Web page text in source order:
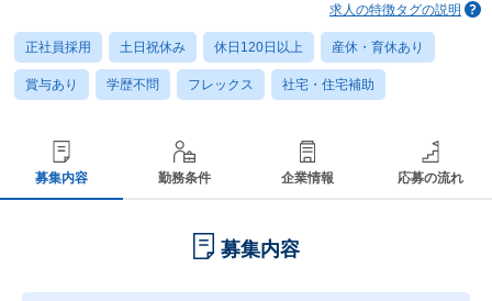
求人の特徴タグの説明
正社員採用 土日祝休み 休日120日以上 産休・育休あり
賞与あり 学歴不問 フレックス 社宅・住宅補助
募集内容 勤務条件 企業情報 応募の流れ
募集内容